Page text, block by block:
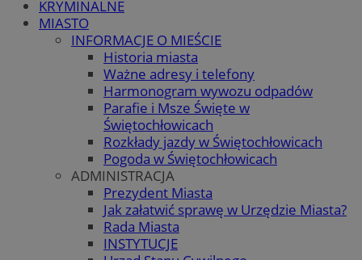
KRYMINALNE
MIASTO
INFORMACJE O MIEŚCIE
Historia miasta
Ważne adresy i telefony
Harmonogram wywozu odpadów
Parafie i Msze Święte w
Świętochłowicach
Rozkłady jazdy w Świętochłowicach
Pogoda w Świętochłowicach
ADMINISTRACJA
Prezydent Miasta
Jak załatwić sprawę w Urzędzie Miasta?
Rada Miasta
INSTYTUCJE